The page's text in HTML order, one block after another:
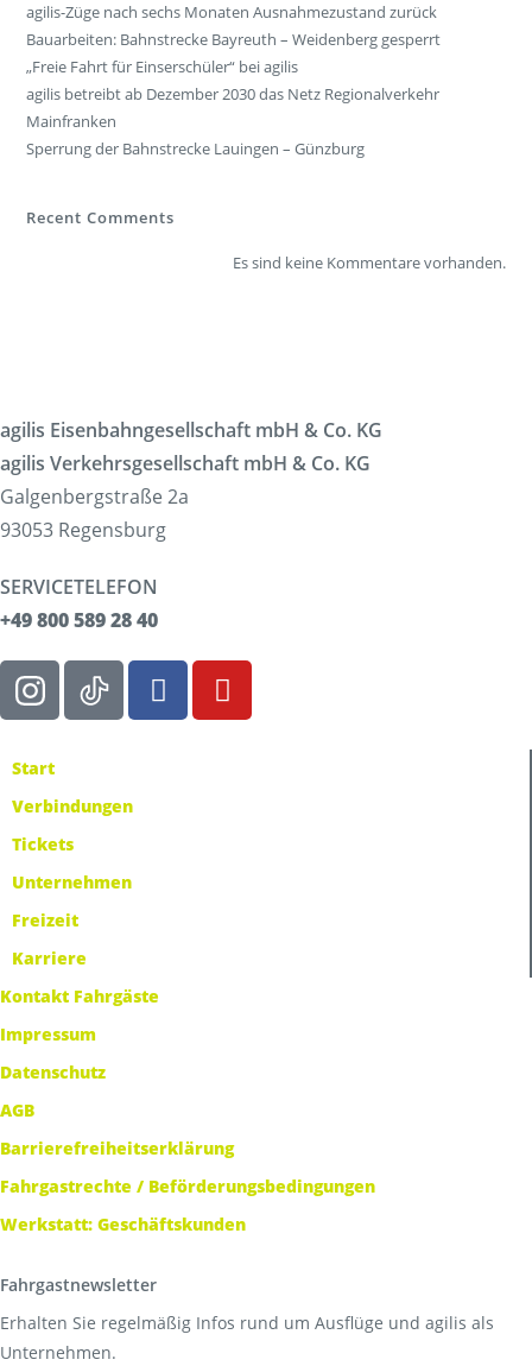
agilis-Züge nach sechs Monaten Ausnahmezustand zurück
Bauarbeiten: Bahnstrecke Bayreuth – Weidenberg gesperrt
„Freie Fahrt für Einserschüler“ bei agilis
agilis betreibt ab Dezember 2030 das Netz Regionalverkehr
Mainfranken
Sperrung der Bahnstrecke Lauingen – Günzburg
Recent Comments
Es sind keine Kommentare vorhanden.
agilis Eisenbahngesellschaft mbH & Co. KG
agilis Verkehrsgesellschaft mbH & Co. KG
Galgenbergstraße 2a
93053 Regensburg
SERVICETELEFON
+49 800 589 28 40
Start
Verbindungen
Tickets
Unternehmen
Freizeit
Karriere
Kontakt Fahrgäste
Impressum
Datenschutz
AGB
Barrierefreiheitserklärung
Fahrgastrechte / Beförderungsbedingungen
Werkstatt: Geschäftskunden
Fahrgastnewsletter
Erhalten Sie regelmäßig Infos rund um Ausflüge und agilis als
Unternehmen.